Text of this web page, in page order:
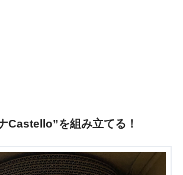
Castello”を組み立てる！